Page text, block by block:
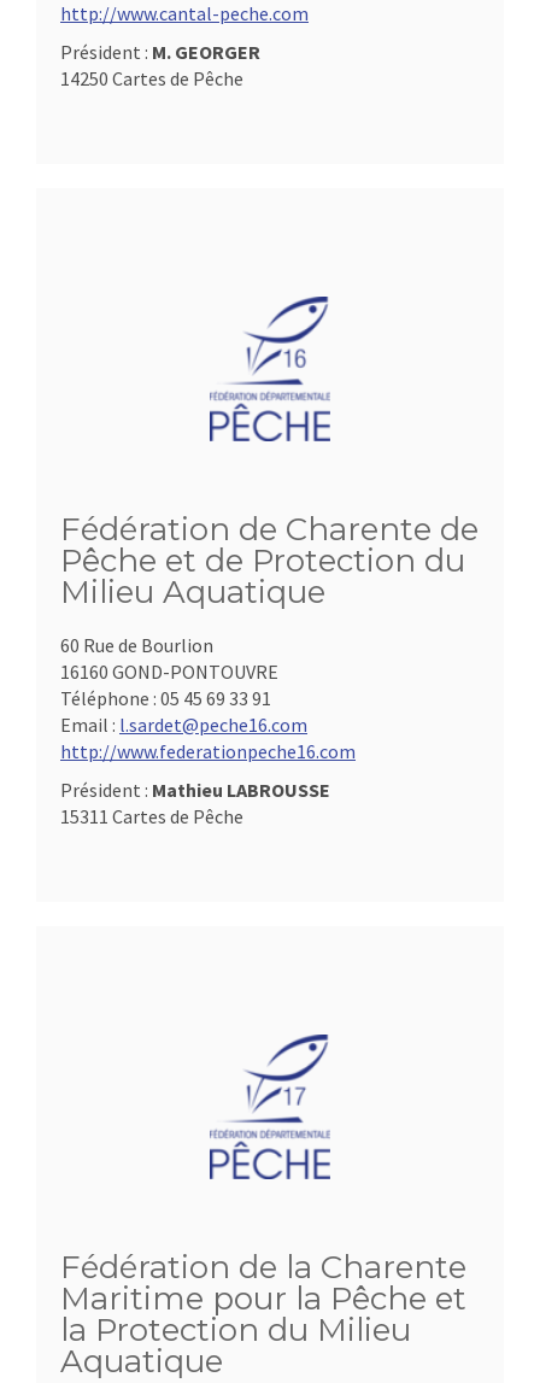
http://www.cantal-peche.com
Président : M. GEORGER
14250 Cartes de Pêche
Fédération de Charente de
Pêche et de Protection du
Milieu Aquatique
60 Rue de Bourlion
16160 GOND-PONTOUVRE
Téléphone : 05 45 69 33 91
Email : l.sardet@peche16.com
http://www.federationpeche16.com
Président : Mathieu LABROUSSE
15311 Cartes de Pêche
Fédération de la Charente
Maritime pour la Pêche et
la Protection du Milieu
Aquatique